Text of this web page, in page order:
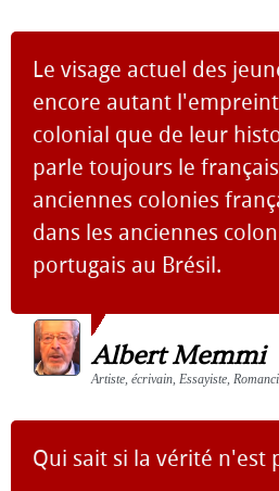
Le visage actuel des
encore autant
colonial que de leur
parle toujours le
anciennes colonies
dans les anciennes
portugais au Brésil.
Albert Memmi
Artiste, écrivain, Essayiste,
Qui sait si la vérité n'est